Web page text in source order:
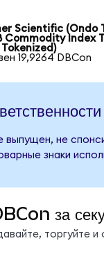
Scientific (Ondo
Commodity Index
19,9264 DBCon
выпущен, не
знаки
за
торгуйте